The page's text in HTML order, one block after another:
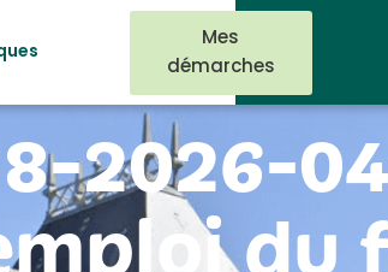
Mes
démarches
2026-
du